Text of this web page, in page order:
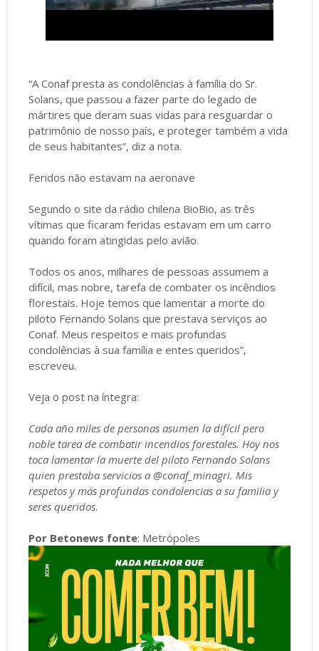
“A Conaf presta as condolências à família do Sr.
Solans, que passou a fazer parte do legado de
mártires que deram suas vidas para resguardar o
patrimônio de nosso país, e proteger também a vida
de seus habitantes”, diz a nota.
Feridos não estavam na aeronave
Segundo o site da rádio chilena BioBio, as três
vítimas que ficaram feridas estavam em um carro
quando foram atingidas pelo avião.
Todos os anos, milhares de pessoas assumem a
difícil, mas nobre, tarefa de combater os incêndios
florestais. Hoje temos que lamentar a morte do
piloto Fernando Solans que prestava serviços ao
Conaf. Meus respeitos e mais profundas
condolências à sua família e entes queridos”,
escreveu.
Veja o post na íntegra:
Cada año miles de personas asumen la difícil pero
noble tarea de combatir incendios forestales. Hoy nos
toca lamentar la muerte del piloto Fernando Solans
quien prestaba servicios a @conaf_minagri. Mis
respetos y más profundas condolencias a su familia y
seres queridos.
Por Betonews fonte: Metrópoles